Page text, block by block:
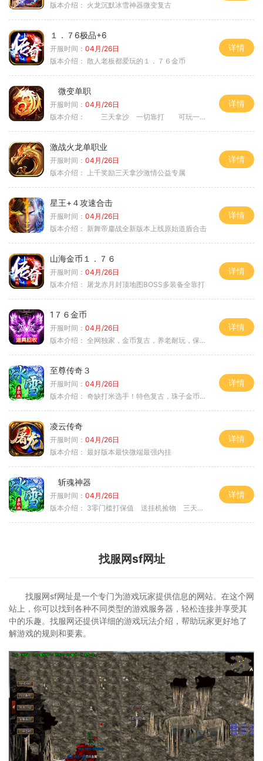
版本介绍： 火龙沉默冰雪神器微变复古
１．７6极品+6
开服时间： 04月/26日
版本介绍： 散人老板都爱玩的１．７６金币
详情
微变单职
开服时间： 04月/26日
版本介绍：
三天拿沙 一切靠打 可玩一年
详情
激战火龙单职业
开服时间： 04月/26日
版本介绍：
上千奖励三天拿沙激情公益专属
详情
星王+４攻速合击
开服时间： 04月/26日
版本介绍： 新舞帝鏖战全新版本上线原始道盾合击
详情
山海金币１．７６
开服时间： 04月/26日
版本介绍： 屠龙赤月封顶地图BOSS多装备全靠打
详情
1７６金币
开服时间： 04月/26日
版本介绍： 全网独家，金币复古，养老耐玩，保底回収
详情
至尊传奇３
开服时间： 04月/26日
版本介绍： 奇缺打米选手！特色复古，珠子金币释放珠子
详情
凌云传奇
开服时间： 04月/26日
版本介绍： 最好版本最快微端最强内挂
详情
斩魂神器
开服时间： 04月/26日
版本介绍： 3零门槛打保值 送挂机捡物 三天合区
详情
找服网sf网址
找服网sf网址是一个专门为游戏玩家提供信息的网站。在这个网
站上，你可以找到各种不同类型的游戏服务器，轻松连接并享受其
中的乐趣。找服网还提供详细的游戏玩法介绍，帮助玩家更好地了
解游戏的规则和要素。